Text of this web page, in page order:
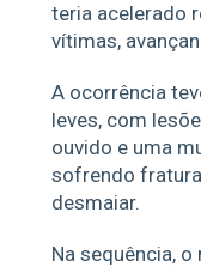
teria acelerado
vítimas,
A ocorrência
leves, com
ouvido e uma
sofrendo
desmaiar.
Na sequência,